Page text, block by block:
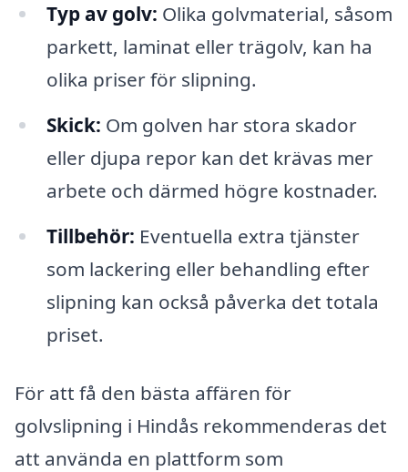
Typ av golv: Olika golvmaterial, såsom
parkett, laminat eller trägolv, kan ha
olika priser för slipning.
Skick: Om golven har stora skador
eller djupa repor kan det krävas mer
arbete och därmed högre kostnader.
Tillbehör: Eventuella extra tjänster
som lackering eller behandling efter
slipning kan också påverka det totala
priset.
För att få den bästa affären för
golvslipning i Hindås rekommenderas det
att använda en plattform som